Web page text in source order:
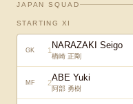
JAPAN SQUAD
STARTING XI
GK 1 NARAZAKI Seigo
楢崎 正剛
MF 2ABE Yuki
阿部 勇樹